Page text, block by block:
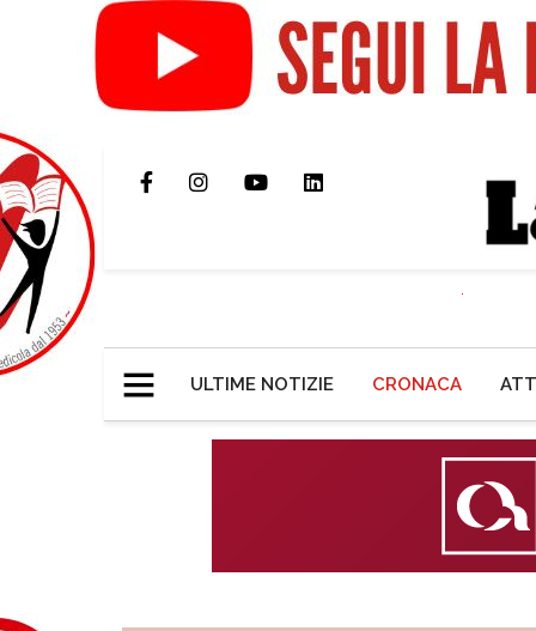
ULTIME NOTIZIE CRONACA